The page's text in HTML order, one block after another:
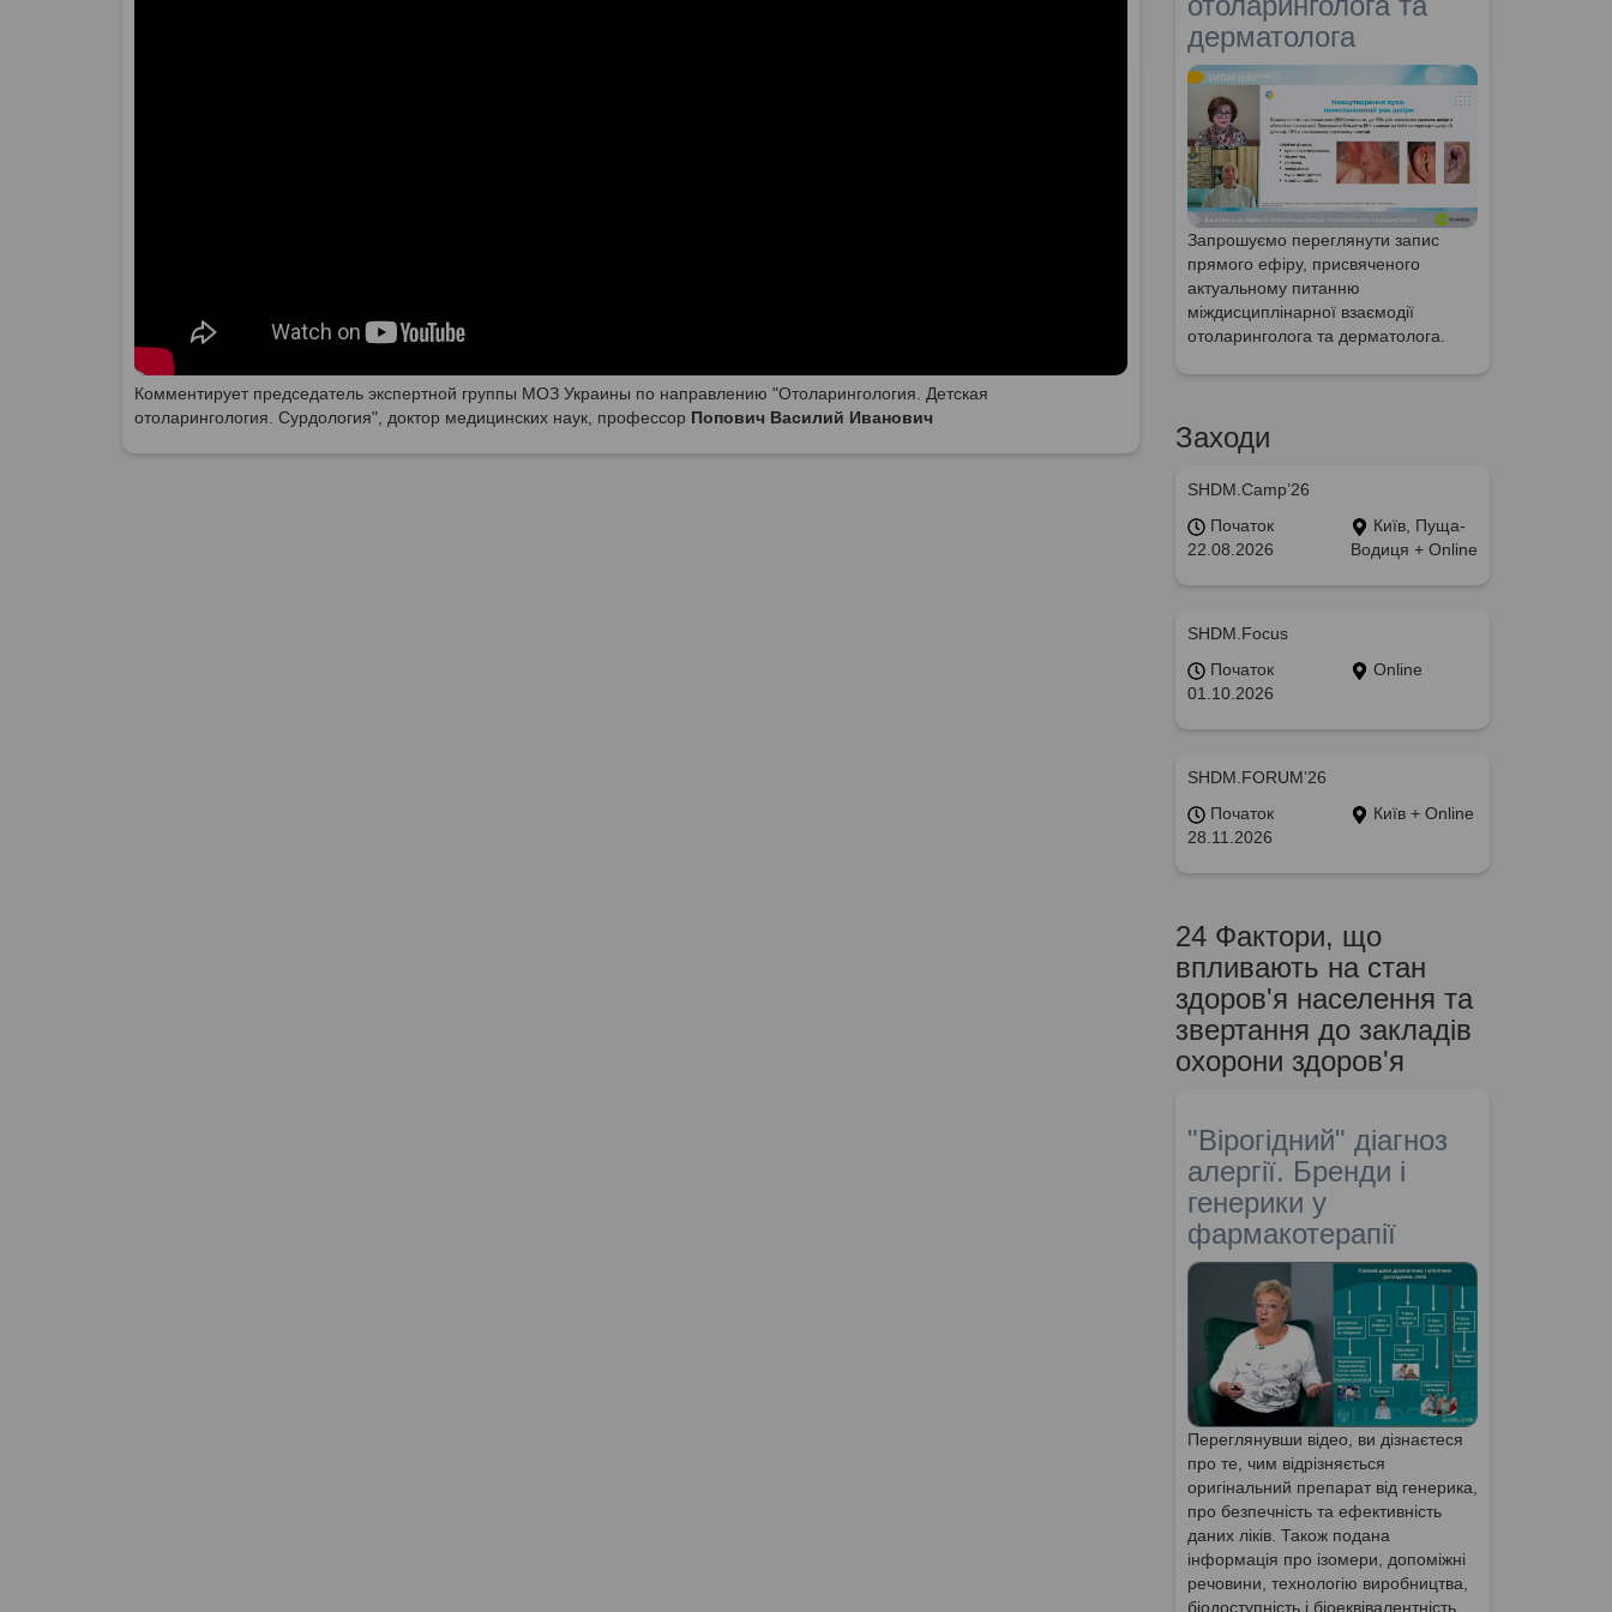
Комментирует председатель экспертной группы МОЗ Украины по направлению "Отоларингология. Детская
отоларингология. Сурдология", доктор медицинских наук, профессор Попович Василий Иванович
дерматолога
Запрошуємо переглянути запис
прямого ефіру, присвяченого
актуальному питанню
міждисциплінарної взаємодії
отоларинголога та дерматолога.
Заходи
SHDM.Camp’26
Початок
22.08.2026
Київ, Пуща-
Водиця + Online
SHDM.Focus
Початок
01.10.2026
Online
SHDM.FORUM’26
Початок
28.11.2026
Київ + Online
24 Фактори, що
впливають на стан
здоров'я населення та
звертання до закладів
охорони здоров'я
"Вірогідний" діагноз
алергії. Бренди і
генерики у
фармакотерапії
Переглянувши відео, ви дізнаєтеся
про те, чим відрізняється
оригінальний препарат від генерика,
про безпечність та ефективність
даних ліків. Також подана
інформація про ізомери, допоміжні
речовини, технологію виробництва,
біодоступність і біоеквівалентність